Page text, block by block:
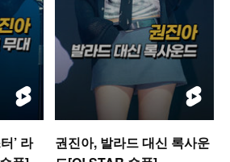
’ 라
권진아, 발라드 대신 록사운